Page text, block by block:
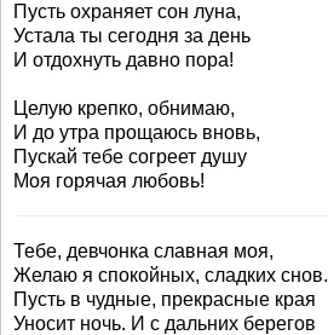
Пусть охраняет сон луна,
Устала ты сегодня за день
И отдохнуть давно пора!
Целую крепко, обнимаю,
И до утра прощаюсь вновь,
Пускай тебе согреет душу
Моя горячая любовь!
Тебе, девчонка славная моя,
Желаю я спокойных, сладких снов.
Пусть в чудные, прекрасные края
Уносит ночь. И с дальних берегов